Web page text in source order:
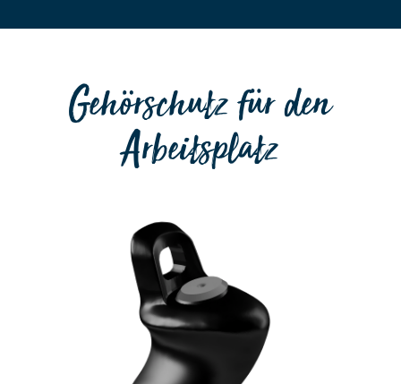
Gehörschutz für den
Arbeitsplatz